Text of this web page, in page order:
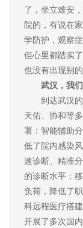
了，坐立难安
院的，有说在
学防护，观察
但心里都踏实
也没有出现别的
武汉，我
到达武汉的
天佑、协和等
署：智能辅助
低了院内感染
速诊断、精准
的诊断水平；
负荷，降低了
科远程医疗搭
开展了多次国